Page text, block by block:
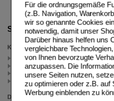
Für die ordnungsgemäße
(z.B. Navigation,
wir so genannte Cookies
notwendig, damit unser
Darüber hinaus helfen uns
vergleichbare
von Ihnen bevorzugte
anzupassen. Die
unsere Seiten nutzen,
zu optimieren oder z.B. auf
Werbung einblenden zu
Suche verfeinern
Kategorien
Trockenes Auge (2)
trockenes Auge & Tränenersatz (1)
Gereiztes Auge (1)
Salben & Gel (1)
Darreichungsform